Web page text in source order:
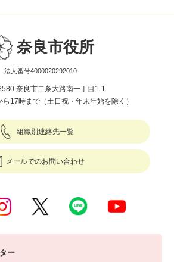
奈良市役所
法人番号4000020292010
奈良市二条大路南一丁目1-1
17時まで（土日祝・年末年始を除く）
組織別連絡先一覧
メールでのお問い合わせ
ー